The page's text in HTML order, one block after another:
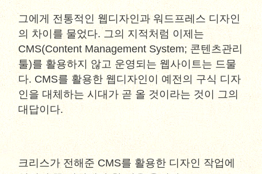
그에게 전통적인 웹디자인과 워드프레스 디자인
의 차이를 물었다. 그의 지적처럼 이제는
CMS(Content Management System; 콘텐츠관리
툴)를 활용하지 않고 운영되는 웹사이트는 드물
다. CMS를 활용한 웹디자인이 예전의 구식 디자
인을 대체하는 시대가 곧 올 것이라는 것이 그의
대답이다.
크리스가 전해준 CMS를 활용한 디자인 작업에